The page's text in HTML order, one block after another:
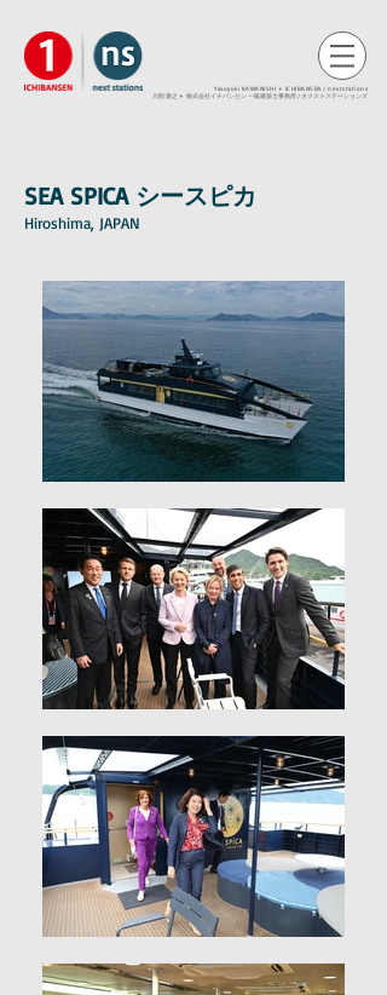
Yasuyuki KAWANISHI + ICHIBANSEN / nextstations
​川西 康之 + 株式会社イチバンセン 一級建築士事務所 / ネクストステーションズ
SEA SPICA シースピカ
Hiroshima, JAPAN